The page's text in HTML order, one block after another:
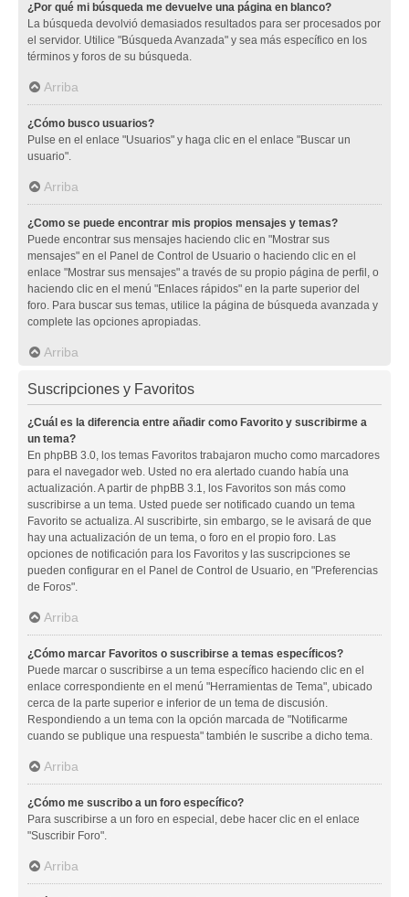
¿Por qué mi búsqueda me devuelve una página en blanco?
La búsqueda devolvió demasiados resultados para ser procesados por
el servidor. Utilice "Búsqueda Avanzada" y sea más específico en los
términos y foros de su búsqueda.
Arriba
¿Cómo busco usuarios?
Pulse en el enlace "Usuarios" y haga clic en el enlace "Buscar un
usuario".
Arriba
¿Como se puede encontrar mis propios mensajes y temas?
Puede encontrar sus mensajes haciendo clic en "Mostrar sus
mensajes" en el Panel de Control de Usuario o haciendo clic en el
enlace "Mostrar sus mensajes" a través de su propio página de perfil, o
haciendo clic en el menú "Enlaces rápidos" en la parte superior del
foro. Para buscar sus temas, utilice la página de búsqueda avanzada y
complete las opciones apropiadas.
Arriba
Suscripciones y Favoritos
¿Cuál es la diferencia entre añadir como Favorito y suscribirme a
un tema?
En phpBB 3.0, los temas Favoritos trabajaron mucho como marcadores
para el navegador web. Usted no era alertado cuando había una
actualización. A partir de phpBB 3.1, los Favoritos son más como
suscribirse a un tema. Usted puede ser notificado cuando un tema
Favorito se actualiza. Al suscribirte, sin embargo, se le avisará de que
hay una actualización de un tema, o foro en el propio foro. Las
opciones de notificación para los Favoritos y las suscripciones se
pueden configurar en el Panel de Control de Usuario, en "Preferencias
de Foros".
Arriba
¿Cómo marcar Favoritos o suscribirse a temas específicos?
Puede marcar o suscribirse a un tema específico haciendo clic en el
enlace correspondiente en el menú "Herramientas de Tema", ubicado
cerca de la parte superior e inferior de un tema de discusión.
Respondiendo a un tema con la opción marcada de "Notificarme
cuando se publique una respuesta" también le suscribe a dicho tema.
Arriba
¿Cómo me suscribo a un foro específico?
Para suscribirse a un foro en especial, debe hacer clic en el enlace
"Suscribir Foro".
Arriba